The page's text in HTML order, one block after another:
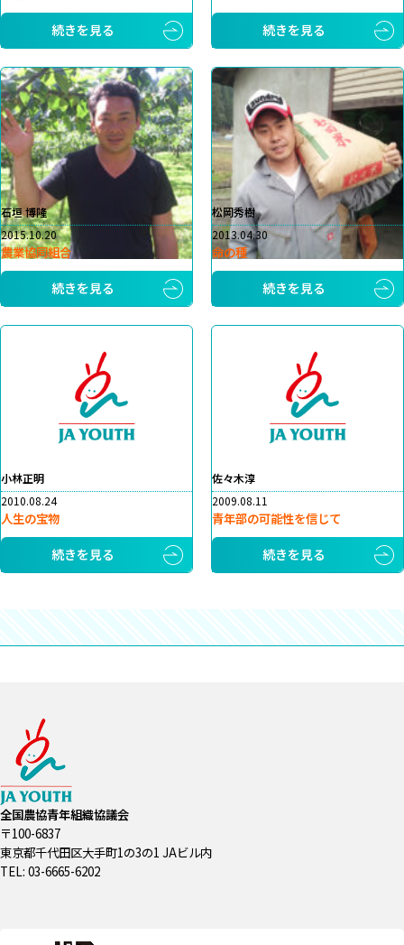
続きを見る
続きを見る
石垣 博隆
2015.10.20
農業協同組合
続きを見る
松岡秀樹
2013.04.30
命の種
続きを見る
小林正明
2010.08.24
人生の宝物
続きを見る
佐々木淳
2009.08.11
青年部の可能性を信じて
続きを見る
全国農協青年組織協議会
〒100-6837
東京都千代田区大手町1の3の1 JAビル内
TEL: 03-6665-6202